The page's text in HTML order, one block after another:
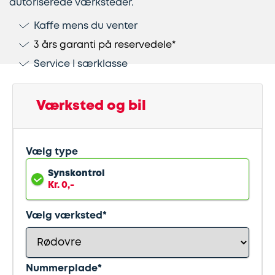
Lapning
af
dæk
Kobling
af
anhængertræk
Olieskift
Reparation
af
Ladestandere
Vinterdæk
Stålfælge
Helårsdæk
Dækopbevaring
Guides
Helårsdæk
Kør
selv
ferie
og
reparation
Sikkerhed
Sommerdæk
Bosch
Car
Service
Landbrug
autoriserede værksteder.
Kaffe mens du venter
3 års garanti på reservedele*
Service I særklasse
Værksted og bil
Vælg type
Synskontrol
Kr. 0,-
Vælg værksted*
Nummerplade*